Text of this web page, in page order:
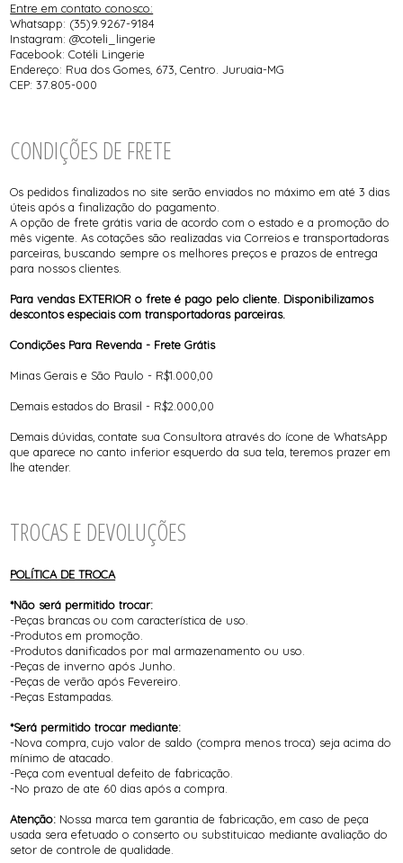
Entre em contato conosco:
Whatsapp: (35)9.9267-9184
Instagram: @coteli_lingerie
Facebook: Cotéli Lingerie
Endereço: Rua dos Gomes, 673, Centro. Juruaia-MG
CEP: 37.805-000
CONDIÇÕES DE FRETE
Os pedidos finalizados no site serão enviados no máximo em até 3 dias
úteis após a finalização do pagamento.
A opção defrete grátis varia de acordo com o estado e a promoção do
mês vigente. As cotações são realizadas via Correios e transportadoras
parceiras, buscando sempre os melhores preços e prazos de entrega
para nossos clientes.
Para vendas EXTERIOR o frete é pago pelo cliente. Disponibilizamos
descontos especiais com transportadoras parceiras.
Condições Para Revenda - Frete Grátis
Minas Gerais e São Paulo - R$1.000,00
Demais estados do Brasil - R$2.000,00
Demais dúvidas, contate sua Consultora através do ícone de WhatsApp
que aparece no canto inferior esquerdo da sua tela, teremos prazer em
lhe atender.
TROCAS E DEVOLUÇÕES
POLÍTICA DE TROCA
*Não será permitido trocar:
-Peças brancas ou com característica de uso.
-Produtos em promoção.
-Produtos danificados por mal armazenamento ou uso.
-Peças de inverno após Junho.
-Peças de verão após Fevereiro.
-Peças Estampadas.
*Será permitido trocar mediante:
-Nova compra, cujo valor de saldo (compra menos troca) seja acima do
mínimo de atacado.
-Peça com eventual defeito de fabricação.
-No prazo de ate 60 dias após a compra.
Atenção: Nossa marca tem garantia de fabricação, em caso de peça
usada sera efetuado o conserto ou substituicao mediante avaliação do
setor de controle de qualidade.